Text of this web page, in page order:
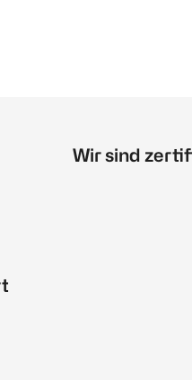
Wir sind